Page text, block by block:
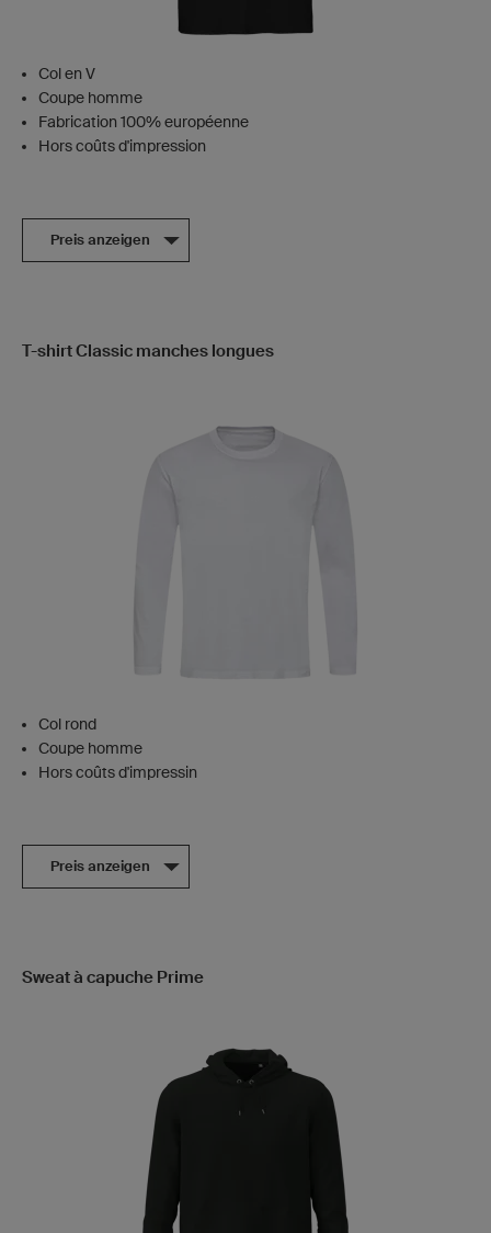
Col en V
Coupe homme
Fabrication 100% européenne
Hors coûts d'impression
Preis anzeigen
T-shirt Classic manches longues
Col rond
Coupe homme
Hors coûts d'impressin
Preis anzeigen
Sweat à capuche Prime